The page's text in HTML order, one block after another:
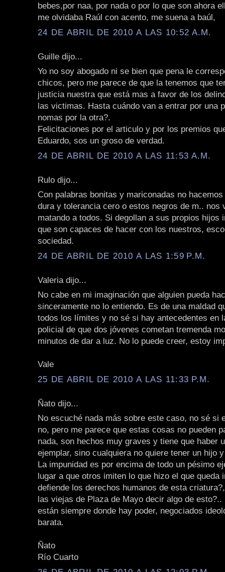
bebes,por naa, por nada o por lo que son ahora
me olvidaba Raúl con acento, me suena a baúl,
24 DE ABRIL DE 2010 A LAS 10:52 A.M.
Guille dijo...
Yo no soy abogado ni se bien que pena le
chicos, pero me parece de que la tenemos que
justicia nuestra que está mas a favor de los
las victimas. Hasta cuándo van a entrar por una
nomas por la otra?.
Felicitaciones por el articulo y por los premios
Eduardo, sos un groso de verdad.
24 DE ABRIL DE 2010 A LAS 11:53 A.M.
Rulo dijo...
Con palabras bonitas y mariconadas no
dura y tolerancia cero o estos negros de m.. nos
matando a todos. Si degollan a sus propios hijos
que son capaces de hacer con los nuestros,
sociedad.
24 DE ABRIL DE 2010 A LAS 1:59 P.M.
Valeria dijo...
No cabe en mi imaginación que alguien pueda
sinceramente no lo entiendo. Es de una maldad
todos los límites y no sé si hay antecedentes en
policial de que dos jóvenes cometan tremenda
minutos de dar a luz. No lo puede creer, estoy
Vale
25 DE ABRIL DE 2010 A LAS 11:33 P.M.
Ñato dijo...
No escuché nada más sobre este caso, no sé si
no, pero me parece que estas cosas no pueden
nada, son hechos muy graves y tiene que haber
ejemplar, sino cualquiera no quiere tener un hijo
La impunidad es por encima de todo un pésimo
lugar a que otros imiten lo que hizo el que queda
defiende los derechos humanos de esta
las viejas de Plaza de Mayo decir algo de
están siempre donde hay poder, negociados
barata.
Ñato
Río Cuarto